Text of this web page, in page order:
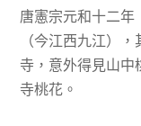
唐憲宗元和十二
（今江西九江）
寺，意外得見山
寺桃花。